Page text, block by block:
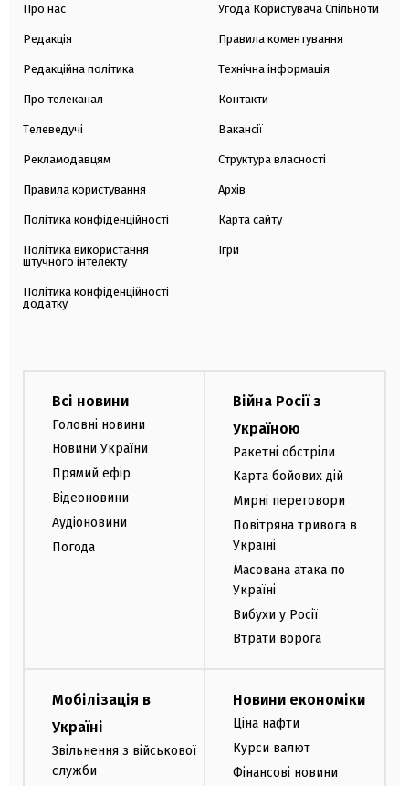
Про нас
Редакція
Редакційна політика
Про телеканал
Телеведучі
Рекламодавцям
Правила користування
Політика конфіденційності
Політика використання
штучного інтелекту
Політика конфіденційності
додатку
Угода Користувача Спільноти
Правила коментування
Технічна інформація
Контакти
Вакансії
Структура власності
Архів
Карта сайту
Ігри
Всі новини
Головні новини
Новини України
Прямий ефір
Відеоновини
Аудіоновини
Погода
Війна Росії з
Україною
Ракетні обстріли
Карта бойових дій
Мирні переговори
Повітряна тривога в
Україні
Масована атака по
Україні
Вибухи у Росії
Втрати ворога
Мобілізація в
Україні
Звільнення з військової
служби
Новини економіки
Ціна нафти
Курси валют
Фінансові новини